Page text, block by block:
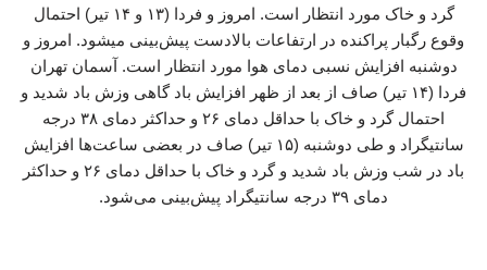
گرد و خاک مورد انتظار است. امروز و فردا (۱۳ و ۱۴ تیر) احتمال
وقوع رگبار پراکنده در ارتفاعات بالادست پیش‌بینی میشود. امروز و
دوشنبه افزایش نسبی دمای هوا مورد انتظار است. آسمان تهران
فردا (۱۴ تیر) صاف از بعد از ظهر افزایش باد گاهی وزش باد شدید و
احتمال گرد و خاک با حداقل دمای ۲۶ و حداکثر دمای ۳۸ درجه
سانتیگراد و طی ‌دوشنبه (۱۵ تیر) صاف در بعضی ساعت‌ها افزایش
باد در شب وزش باد شدید و گرد و خاک با حداقل دمای ۲۶ و حداکثر
دمای ۳۹ درجه سانتیگراد پیش‌بینی می‌شود.